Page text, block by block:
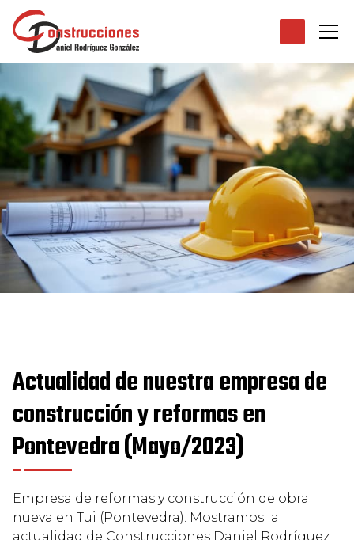
Actualidad de nuestra empresa de
construcción y reformas en
Pontevedra (Mayo/2023)
Empresa de reformas y construcción de obra
nueva en Tui (Pontevedra). Mostramos la
actualidad de Construcciones Daniel Rodríguez